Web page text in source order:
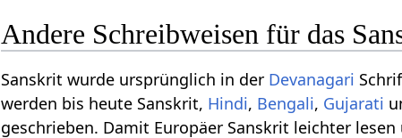
Andere Schreibweisen für das
Sanskrit wurde ursprünglich in der Devanagari
werden bis heute Sanskrit, Hindi, Bengali, Gujarati
geschrieben. Damit Europäer Sanskrit leichter